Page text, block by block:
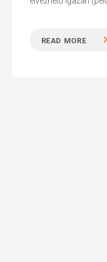
READ MORE